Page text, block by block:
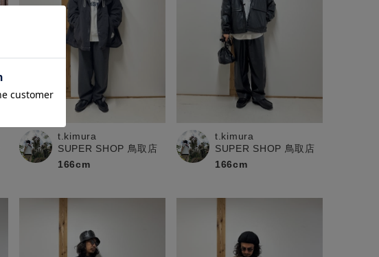
t.kimura
SUPER SHOP 鳥取店
166cm
t.kimura
SUPER SHOP 鳥取店
166cm